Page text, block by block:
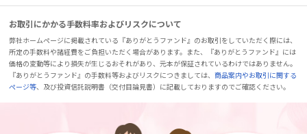
お取引にかかる手数料率およびリスクについて
弊社ホームページに掲載されている『ありがとうファンド』のお取引をしていただく際には、
所定の手数料や諸経費をご負担いただく場合があります。また、『ありがとうファンド』には
価格の変動等により損失が生じるおそれがあり、元本が保証されているわけではありません。
『ありがとうファンド』の手数料等およびリスクにつきましては、商品案内やお取引に関する
ページ等、及び投資信託説明書（交付目論見書）に記載しておりますのでご確認ください。